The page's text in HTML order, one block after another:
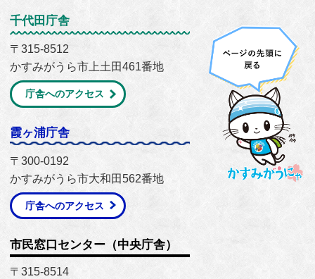
千代田庁舎
〒315-8512
かすみがうら市上土田461番地
庁舎へのアクセス
霞ヶ浦庁舎
〒300-0192
かすみがうら市大和田562番地
庁舎へのアクセス
市民窓口センター（中央庁舎）
〒315-8514